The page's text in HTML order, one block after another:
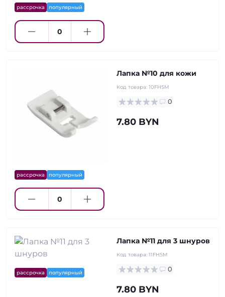
рассрочка популярный
рассрочка популярный
Лапка №10 для кожи
Код товара: 10FHSM
0
7.80 BYN
рассрочка популярный
Лапка №11 для 3 шнуров
Код товара: 11FHSM
0
7.80 BYN